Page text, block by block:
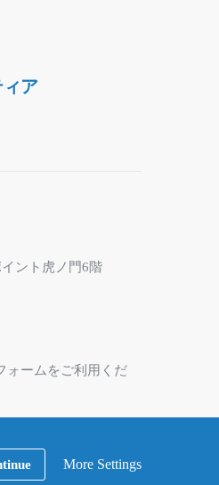
ア
ント虎ノ門6階
ォームをご利用くだ
More Settings